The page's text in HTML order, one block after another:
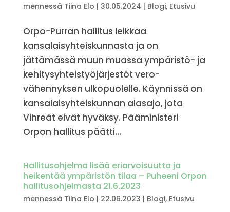
mennessä Tiina Elo | 30.05.2024 | Blogi, Etusivu
Orpo-Purran hallitus leikkaa
kansalaisyhteiskunnasta ja on
jättämässä muun muassa ympäristö- ja
kehitys­yhteistyö­järjestöt vero­
vähennyksen ulko­puolelle. Käynnissä on
kansalaisyhteiskunnan alasajo, jota
Vihreät eivät hyväksy. Pääministeri
Orpon hallitus päätti...
Hallitusohjelma lisää eriarvoisuutta ja
heikentää ympäristön tilaa – Puheeni Orpon
hallitusohjelmasta 21.6.2023
mennessä Tiina Elo | 22.06.2023 | Blogi, Etusivu